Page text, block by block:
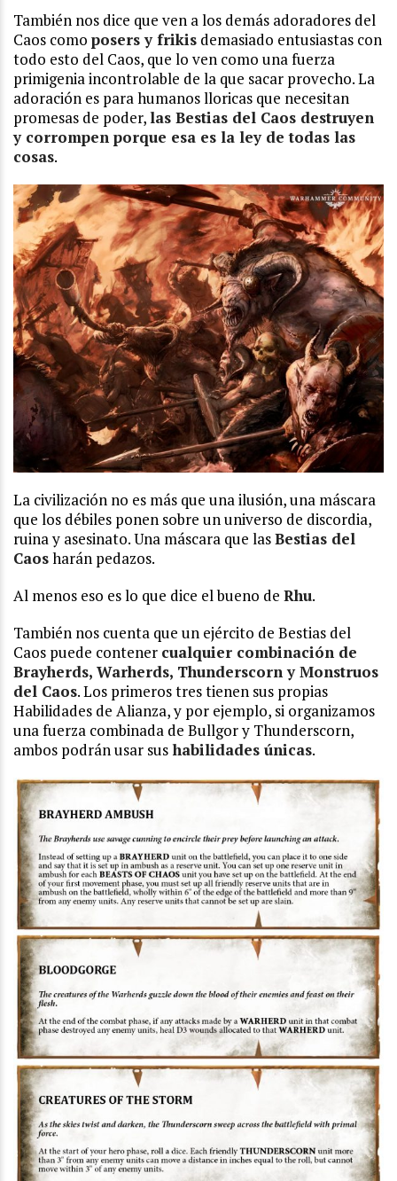
También nos dice que ven a los demás adoradores del
Caos como posers y frikis demasiado entusiastas con
todo esto del Caos, que lo ven como una fuerza
primigenia incontrolable de la que sacar provecho. La
adoración es para humanos lloricas que necesitan
promesas de poder,las Bestias del Caos destruyen
y corrompen porque esa es la ley de todas las
cosas.
La civilización no es más que una ilusión, una máscara
que los débiles ponen sobre un universo de discordia,
ruina y asesinato. Una máscara que lasBestias del
Caosharán pedazos.
Al menos eso es lo que dice el bueno de Rhu.
También nos cuenta que un ejército de Bestias del
Caos puede contener cualquier combinación de
Brayherds, Warherds, Thunderscorn y Monstruos
del Caos. Los primeros tres tienen sus propias
Habilidades de Alianza, y por ejemplo, si organizamos
una fuerza combinada de Bullgor y Thunderscorn,
ambos podrán usar sushabilidades únicas.